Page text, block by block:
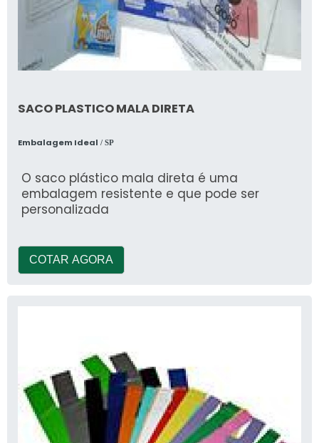
SACO PLASTICO MALA DIRETA
Embalagem Ideal / SP
O saco plástico mala direta é uma
embalagem resistente e que pode ser
personalizada
COTAR AGORA